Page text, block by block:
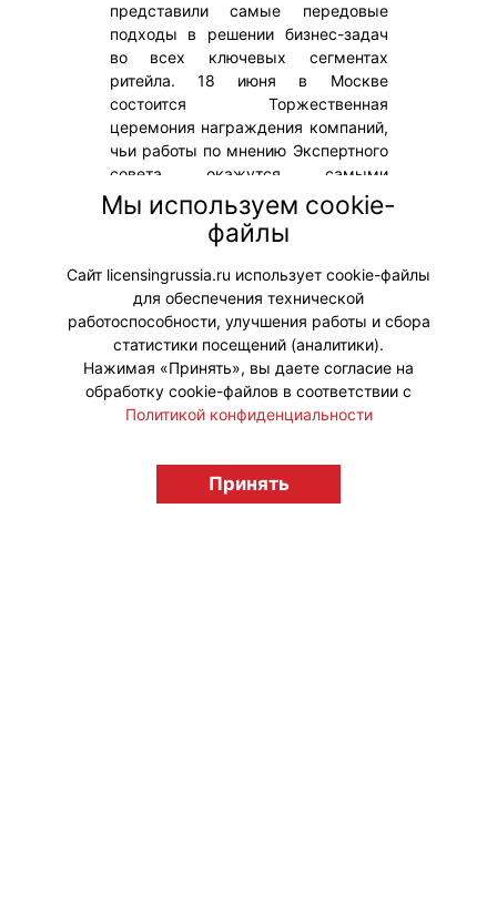
представили самые передовые
подходы в решении бизнес-задач
во всех ключевых сегментах
ритейла. 18 июня в Москве
состоится Торжественная
церемония награждения компаний,
чьи работы по мнению Экспертного
совета окажутся самыми
прорывными и финансово
эффективными. На мероприятии
будет распространяться весенний
выпуск журнала «Вестника».
#Мероприятия
licensingrussia.ru, 2009-2026 12+
Мы используем cookie-
файлы
Сайт licensingrussia.ru использует cookie-файлы
для обеспечения технической
работоспособности, улучшения работы и сбора
статистики посещений (аналитики).
Нажимая «Принять», вы даете согласие на
обработку cookie-файлов в соответствии с
Политикой конфиденциальности
Принять